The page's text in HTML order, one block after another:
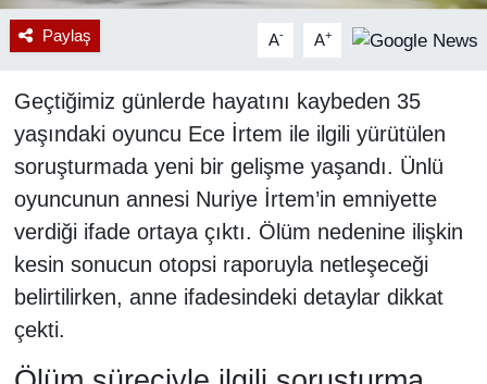
Paylaş A- A+
Geçtiğimiz günlerde hayatını kaybeden 35
yaşındaki oyuncu Ece İrtem ile ilgili yürütülen
soruşturmada yeni bir gelişme yaşandı. Ünlü
oyuncunun annesi Nuriye İrtem’in emniyette
verdiği ifade ortaya çıktı. Ölüm nedenine ilişkin
kesin sonucun otopsi raporuyla netleşeceği
belirtilirken, anne ifadesindeki detaylar dikkat
çekti.